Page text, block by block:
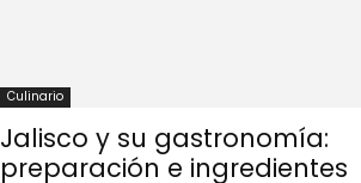
Culinario
Jalisco y su gastronomía:
preparación e ingredientes